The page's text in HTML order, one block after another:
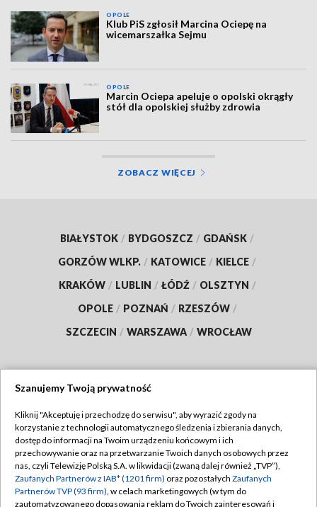
OPOLE
Klub PiS zgłosił Marcina Ociepę na
wicemarszałka Sejmu
OPOLE
Marcin Ociepa apeluje o opolski okrągły
stół dla opolskiej służby zdrowia
ZOBACZ WIĘCEJ
BIAŁYSTOK / BYDGOSZCZ / GDAŃSK /
GORZÓW WLKP. / KATOWICE / KIELCE /
KRAKÓW / LUBLIN / ŁÓDŹ / OLSZTYN /
OPOLE / POZNAŃ / RZESZÓW /
SZCZECIN / WARSZAWA / WROCŁAW
TVP
Abonament TVP
Emisja w TVP
Centrum informacji TVP
Regulamin TVP
Polityka prywatności
Moje zgody
Szanujemy Twoją prywatność
Kliknij "Akceptuję i przechodzę do serwisu", aby wyrazić zgody na
korzystanie z technologii automatycznego śledzenia i zbierania danych,
dostęp do informacji na Twoim urządzeniu końcowym i ich
przechowywanie oraz na przetwarzanie Twoich danych osobowych przez
nas, czyli Telewizję Polską S.A. w likwidacji (zwaną dalej również „TVP”),
Zaufanych Partnerów z IAB* (1201 firm) oraz pozostałych Zaufanych
Partnerów TVP (93 firm), w celach marketingowych (w tym do
zautomatyzowanego dopasowania reklam do Twoich zainteresowań i